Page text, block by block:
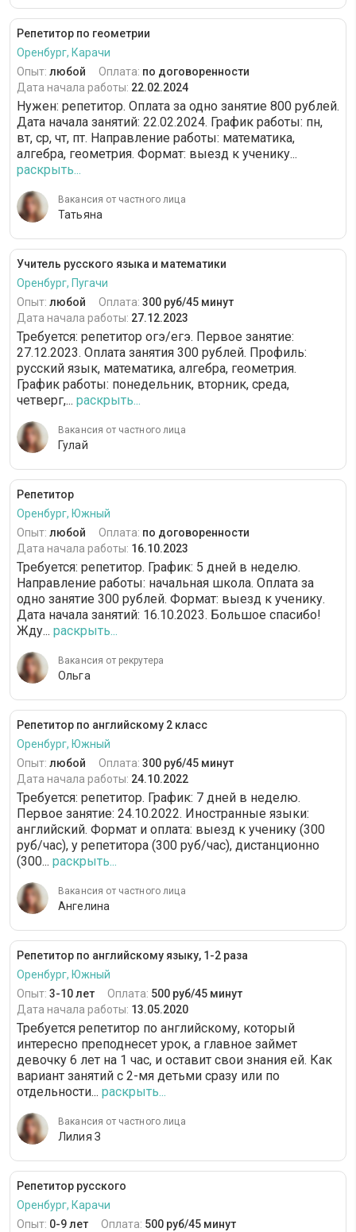
Репетитор по геометрии
Оренбург, Карачи
Опыт: любой Оплата: по договоренности
Дата начала работы: 22.02.2024
Нужен: репетитор. Оплата за одно занятие 800 рублей.
Дата начала занятий: 22.02.2024. График работы: пн,
вт, ср, чт, пт. Направление работы: математика,
алгебра, геометрия. Формат: выезд к ученику...
раскрыть...
Вакансия от частного лица
Татьяна
Учитель русского языка и математики
Оренбург, Пугачи
Опыт: любой Оплата: 300 руб/45 минут
Дата начала работы: 27.12.2023
Требуется: репетитор огэ/егэ. Первое занятие:
27.12.2023. Оплата занятия 300 рублей. Профиль:
русский язык, математика, алгебра, геометрия.
График работы: понедельник, вторник, среда,
четверг,... раскрыть...
Вакансия от частного лица
Гулай
Репетитор
Оренбург, Южный
Опыт: любой Оплата: по договоренности
Дата начала работы: 16.10.2023
Требуется: репетитор. График: 5 дней в неделю.
Направление работы: начальная школа. Оплата за
одно занятие 300 рублей. Формат: выезд к ученику.
Дата начала занятий: 16.10.2023. Большое спасибо!
Жду... раскрыть...
Вакансия от рекрутера
Ольга
Репетитор по английскому 2 класс
Оренбург, Южный
Опыт: любой Оплата: 300 руб/45 минут
Дата начала работы: 24.10.2022
Требуется: репетитор. График: 7 дней в неделю.
Первое занятие: 24.10.2022. Иностранные языки:
английский. Формат и оплата: выезд к ученику (300
руб/час), у репетитора (300 руб/час), дистанционно
(300... раскрыть...
Вакансия от частного лица
Ангелина
Репетитор по английскому языку, 1-2 раза
Оренбург, Южный
Опыт: 3-10 лет Оплата: 500 руб/45 минут
Дата начала работы: 13.05.2020
Требуется репетитор по английскому, который
интересно преподнесет урок, а главное займет
девочку 6 лет на 1 час, и оставит свои знания ей. Как
вариант занятий с 2-мя детьми сразу или по
отдельности... раскрыть...
Вакансия от частного лица
Лилия З
Репетитор русского
Оренбург, Карачи
Опыт: 0-9 лет Оплата: 500 руб/45 минут